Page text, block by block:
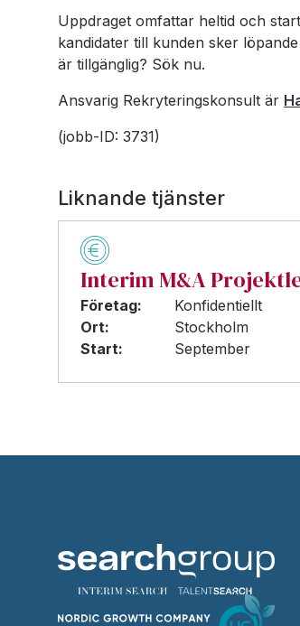
Uppdraget omfattar heltid och
kandidater till kunden sker
är tillgänglig? Sök nu.
Ansvarig Rekryteringskonsult är
(jobb-ID: 3731)
Liknande tjänster
Interim M&A
Företag:
Konfidentiellt
Ort:
Stockholm
Start:
September